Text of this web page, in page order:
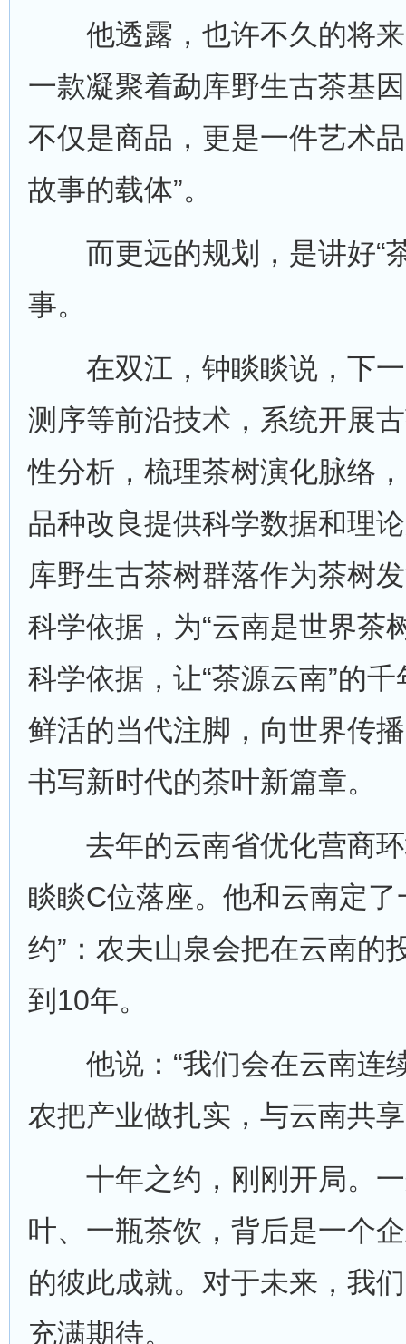
他透露，也许不久的将来
一款凝聚着勐库野生古茶基
不仅是商品，更是一件艺术
故事的载体”。
而更远的规划，是讲好“
事。
在双江，钟睒睒说，下一
测序等前沿技术，系统开展
性分析，梳理茶树演化脉络
品种改良提供科学数据和理
库野生古茶树群落作为茶树
科学依据，为“云南是世界茶
科学依据，让“茶源云南”的
鲜活的当代注脚，向世界传
书写新时代的茶叶新篇章。
去年的云南省优化营商环
睒睒C位落座。他和云南定了
约”：农夫山泉会把在云南的
到10年。
他说：“我们会在云南连
农把产业做扎实，与云南共
十年之约，刚刚开局。一
叶、一瓶茶饮，背后是一个
的彼此成就。对于未来，我
充满期待。